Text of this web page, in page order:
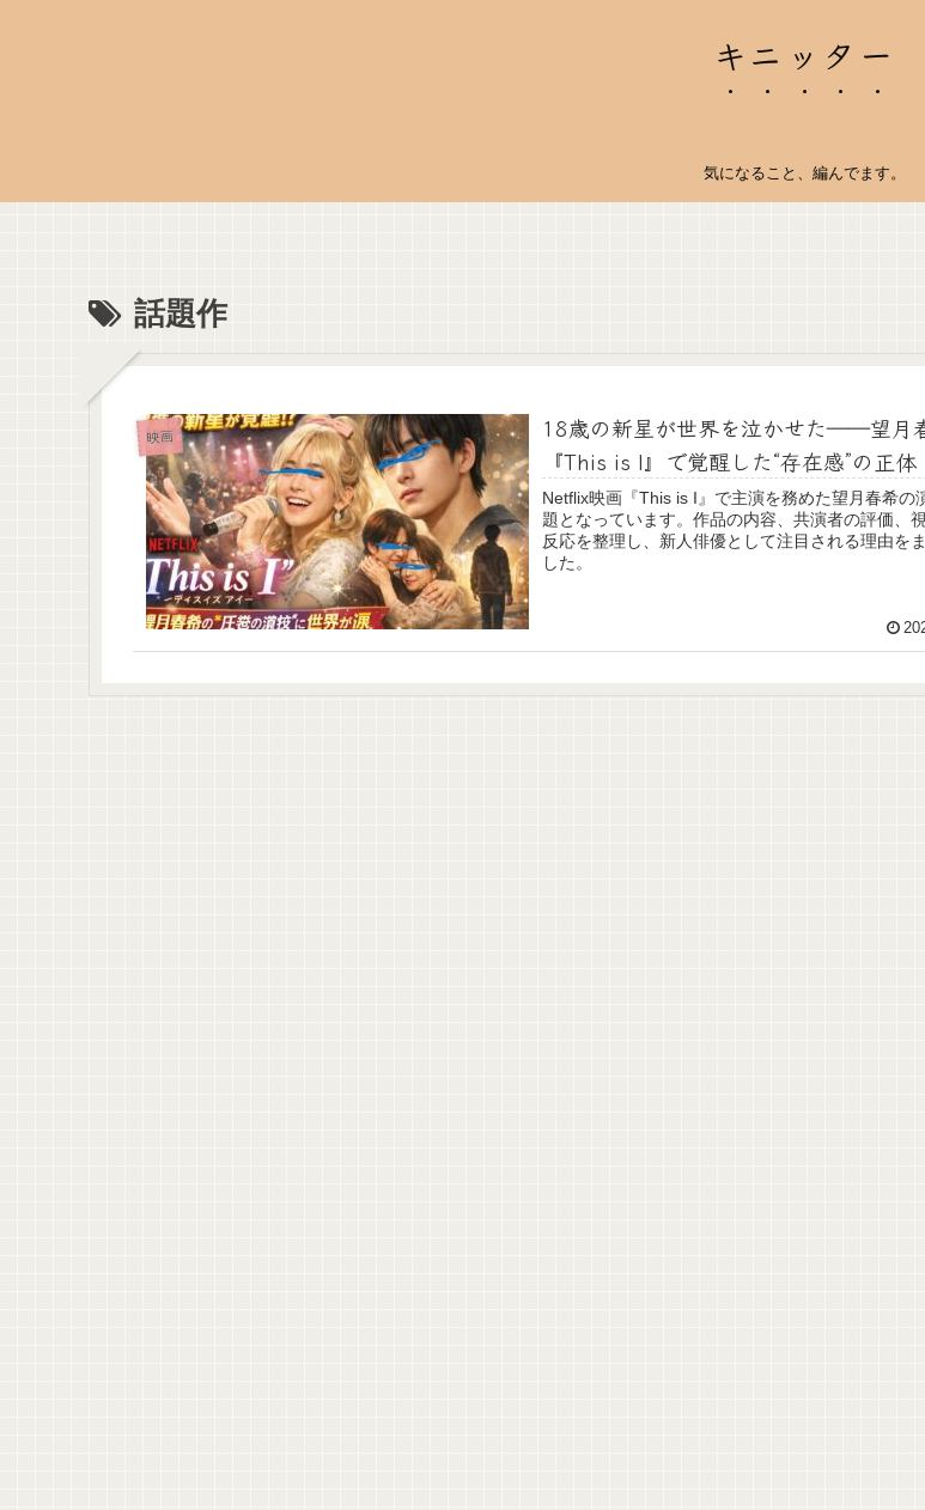
キニッター
気になること、編んでます。
話題作
映画
18歳の新星が世界を泣かせた――望月
『This is I』で覚醒した“存在感”の正体
Netflix映画『This is I』で主演を務めた望月春希の
題となっています。作品の内容、共演者の評価、
反応を整理し、新人俳優として注目される理由を
した。